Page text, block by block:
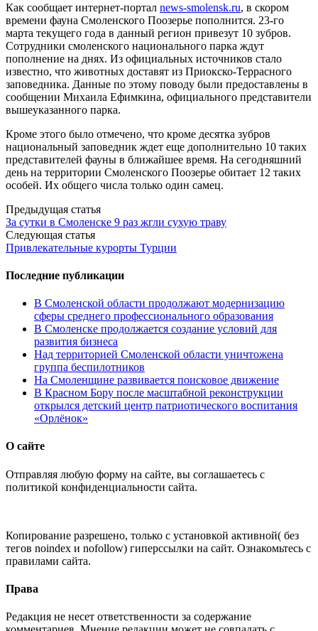
Как сообщает интернет-портал news-smolensk.ru, в скором
времени фауна Смоленского Поозерье пополнится. 23-го
марта текущего года в данный регион привезут 10 зубров.
Сотрудники смоленского национального парка ждут
пополнение на днях. Из официальных источников стало
известно, что животных доставят из Приокско-Террасного
заповедника. Данные по этому поводу были предоставлены в
сообщении Михаила Ефимкина, официального представители
вышеуказанного парка.
Кроме этого было отмечено, что кроме десятка зубров
национальный заповедник ждет еще дополнительно 10 таких
представителей фауны в ближайшее время. На сегодняшний
день на территории Смоленского Поозерье обитает 12 таких
особей. Их общего числа только один самец.
Post
navigation
Предыдущая статья
За сутки в Смоленске 9 раз жгли сухую траву
Следующая статья
Привлекательные курорты Турции
Последние публикации
В Смоленской области продолжают модернизацию
сферы среднего профессионального образования
В Смоленске продолжается создание условий для
развития бизнеса
Над территорией Смоленской области уничтожена
группа беспилотников
На Смоленщине развивается поисковое движение
В Красном Бору после масштабной реконструкции
открылся детский центр патриотического воспитания
«Орлёнок»
О сайте
Отправляя любую форму на сайте, вы соглашаетесь с
политикой конфиденциальности сайта.
Копирование разрешено, только с установкой активной( без
тегов noindex и nofollow) гиперссылки на сайт. Ознакомьтесь с
правилами сайта.
Права
Редакция не несет ответственности за содержание